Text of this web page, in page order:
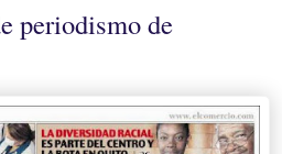
periodismo de